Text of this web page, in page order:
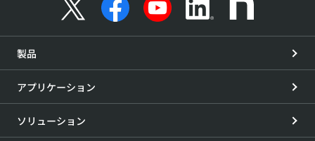
製品
アプリケーション
ソリューション